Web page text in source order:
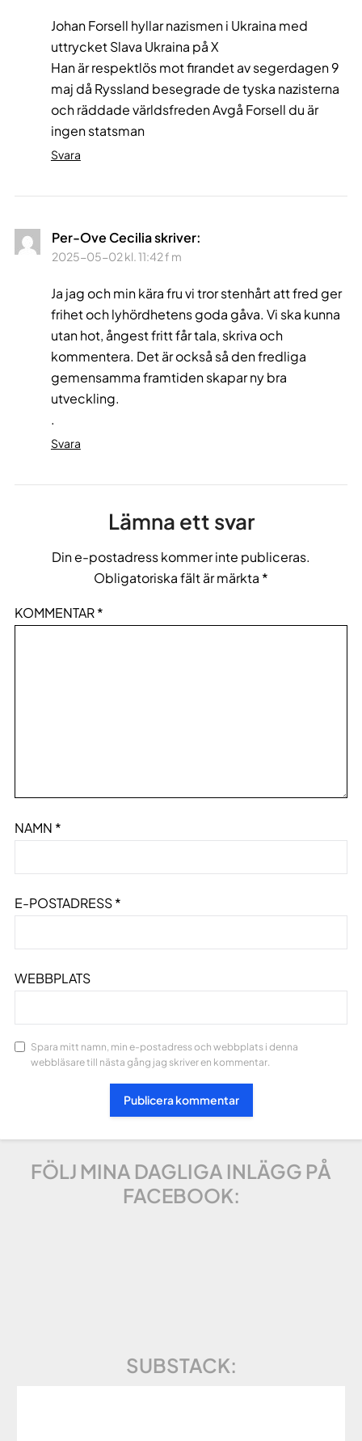
Johan Forsell hyllar nazismen i Ukraina med
uttrycket Slava Ukraina på X
Han är respektlös mot firandet av segerdagen 9
maj då Ryssland besegrade de tyska nazisterna
och räddade världsfreden Avgå Forsell du är
ingen statsman
Svara
Per-Ove Ceciliaskriver:
2025-05-02 kl. 11:42 f m
Ja jag och min kära fru vi tror stenhårt att fred ger
frihet och lyhördhetens goda gåva. Vi ska kunna
utan hot, ångest fritt får tala, skriva och
kommentera. Det är också så den fredliga
gemensamma framtiden skapar ny bra
utveckling.
.
Svara
Lämna ett svar
Din e-postadress kommer inte publiceras.
Obligatoriska fält är märkta *
KOMMENTAR*
NAMN *
E-POSTADRESS*
WEBBPLATS
Spara mitt namn, min e-postadress och webbplats i denna
webbläsare till nästa gång jag skriver en kommentar.
FÖLJ MINA DAGLIGA INLÄGG PÅ
FACEBOOK:
SUBSTACK: